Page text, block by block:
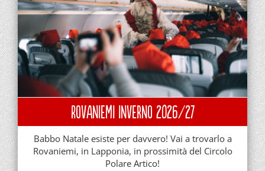
Rovaniemi Inverno 2026/27
Babbo Natale esiste per davvero! Vai a trovarlo a
Rovaniemi, in Lapponia, in prossimità del Circolo
Polare Artico!